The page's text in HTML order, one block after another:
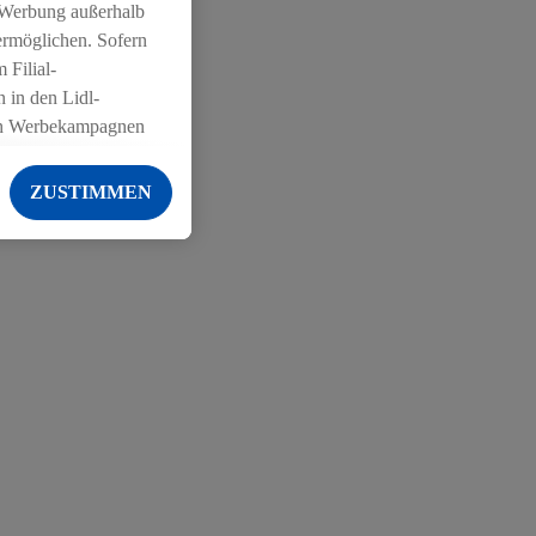
außerhalb
Sofern
Filial-
in den Lidl-
Diensten
der Lidl-Dienste,
Geschlecht -
einschließlich dem
daraus eine
ZUSTIMMEN